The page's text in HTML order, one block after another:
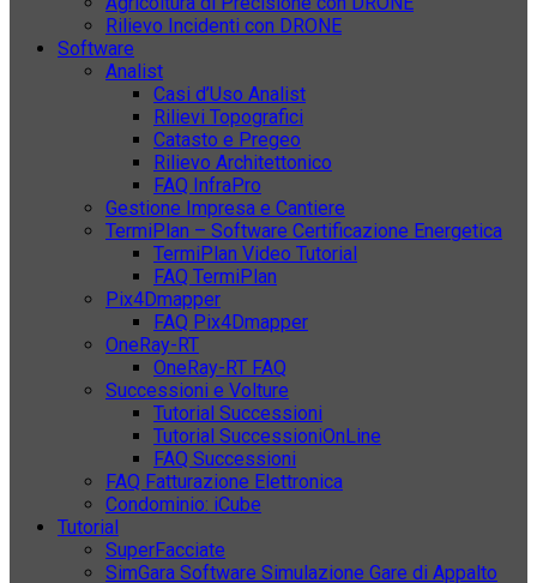
Rilievo Incidenti con DRONE
Software
Analist
Casi d’Uso Analist
Rilievi Topografici
Catasto e Pregeo
Rilievo Architettonico
FAQ InfraPro
Gestione Impresa e Cantiere
TermiPlan – Software Certificazione Energetica
TermiPlan Video Tutorial
FAQ TermiPlan
Pix4Dmapper
FAQ Pix4Dmapper
OneRay-RT
OneRay-RT FAQ
Successioni e Volture
Tutorial Successioni
Tutorial SuccessioniOnLine
FAQ Successioni
FAQ Fatturazione Elettronica
Condominio: iCube
Tutorial
SuperFacciate
SimGara Software Simulazione Gare di Appalto